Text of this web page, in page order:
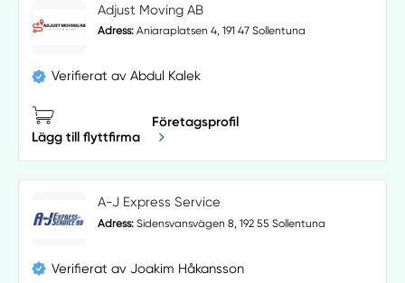
Adjust Moving AB
Adress: Aniaraplatsen 4, 191 47 Sollentuna
Verifierat av Abdul Kalek
Lägg till flyttfirma
Företagsprofil
A-J Express Service
Adress: Sidensvansvägen 8, 192 55 Sollentuna
Verifierat av Joakim Håkansson